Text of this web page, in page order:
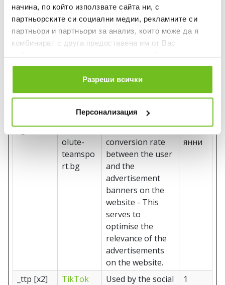
начина, по който използвате сайта ни, с
партньорските си социални медии, рекламните си
партньори и партньори за анализ, които може да я
комбинират с друга предоставена им от Вас
ползването от Ваша страна на услугите им.
Разреши всички
Персонализация
_ga_#
www.abs
olute-
teamspo
rt.bg
Used to send data
to Google
Analytics about
the visitor's
behavior. Tracks
the visitor across
marketing
channels.
годин
и
_gcl_ls
www.abs
olute-
teamspo
rt.bg
Tracks the
conversion rate
between the user
and the
advertisement
banners on the
website - This
serves to
optimise the
relevance of the
advertisements
on the website.
Посто
янни
_ttp [x2] TikTok
Used by the social
1